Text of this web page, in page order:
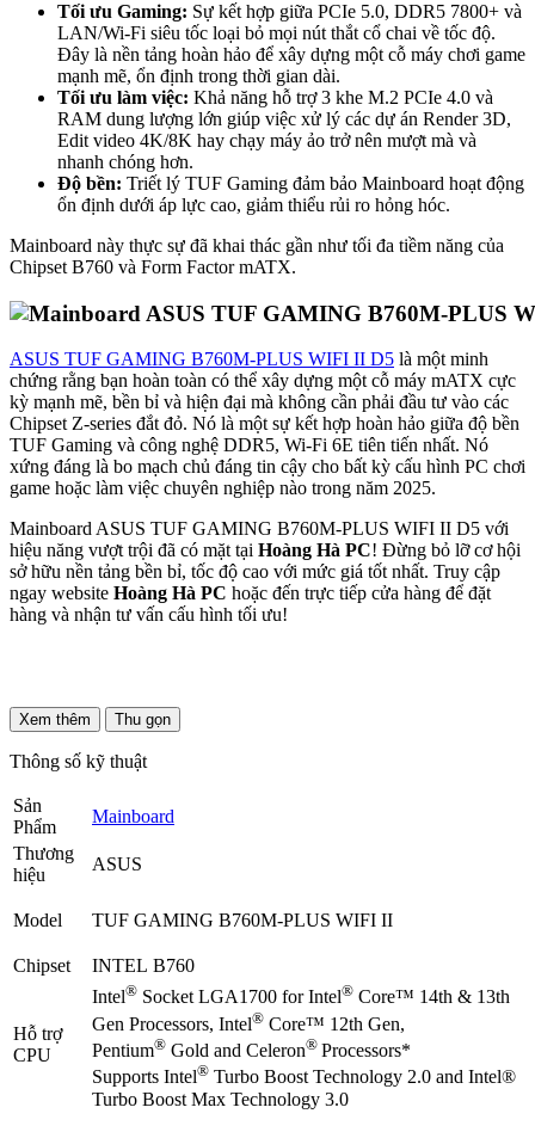
Tối ưu Gaming: Sự kết hợp giữa PCIe 5.0, DDR5 7800+ và
LAN/Wi-Fi siêu tốc loại bỏ mọi nút thắt cổ chai về tốc độ.
Đây là nền tảng hoàn hảo để xây dựng một cỗ máy chơi game
mạnh mẽ, ổn định trong thời gian dài.
Tối ưu làm việc: Khả năng hỗ trợ 3 khe M.2 PCIe 4.0 và
RAM dung lượng lớn giúp việc xử lý các dự án Render 3D,
Edit video 4K/8K hay chạy máy ảo trở nên mượt mà và
nhanh chóng hơn.
Độ bền: Triết lý TUF Gaming đảm bảo Mainboard hoạt động
ổn định dưới áp lực cao, giảm thiểu rủi ro hỏng hóc.
Mainboard này thực sự đã khai thác gần như tối đa tiềm năng của
Chipset B760 và Form Factor mATX.
ASUS TUF GAMING B760M-PLUS WIFI II D5 là một minh
chứng rằng bạn hoàn toàn có thể xây dựng một cỗ máy mATX cực
kỳ mạnh mẽ, bền bỉ và hiện đại mà không cần phải đầu tư vào các
Chipset Z-series đắt đỏ. Nó là một sự kết hợp hoàn hảo giữa độ bền
TUF Gaming và công nghệ DDR5, Wi-Fi 6E tiên tiến nhất. Nó
xứng đáng là bo mạch chủ đáng tin cậy cho bất kỳ cấu hình PC chơi
game hoặc làm việc chuyên nghiệp nào trong năm 2025.
Mainboard ASUS TUF GAMING B760M-PLUS WIFI II D5 với
hiệu năng vượt trội đã có mặt tại Hoàng Hà PC! Đừng bỏ lỡ cơ hội
sở hữu nền tảng bền bỉ, tốc độ cao với mức giá tốt nhất. Truy cập
ngay website Hoàng Hà PC hoặc đến trực tiếp cửa hàng để đặt
hàng và nhận tư vấn cấu hình tối ưu!
Xem thêm Thu gọn
Thông số kỹ thuật
Sản
Phẩm
Mainboard
Thương
hiệu
ASUS
Model TUF GAMING B760M-PLUS WIFI II
Chipset INTEL B760
Hỗ trợ
CPU
Intel® Socket LGA1700 for Intel® Core™ 14th & 13th
Gen Processors, Intel® Core™ 12th Gen,
Pentium® Gold and Celeron® Processors*
Supports Intel® Turbo Boost Technology 2.0 and Intel®
Turbo Boost Max Technology 3.0